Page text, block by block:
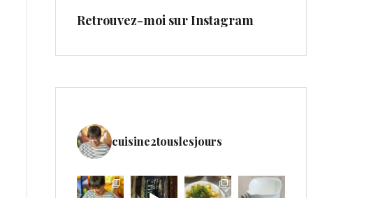
Retrouvez-moi sur Instagram
cuisine2touslesjours